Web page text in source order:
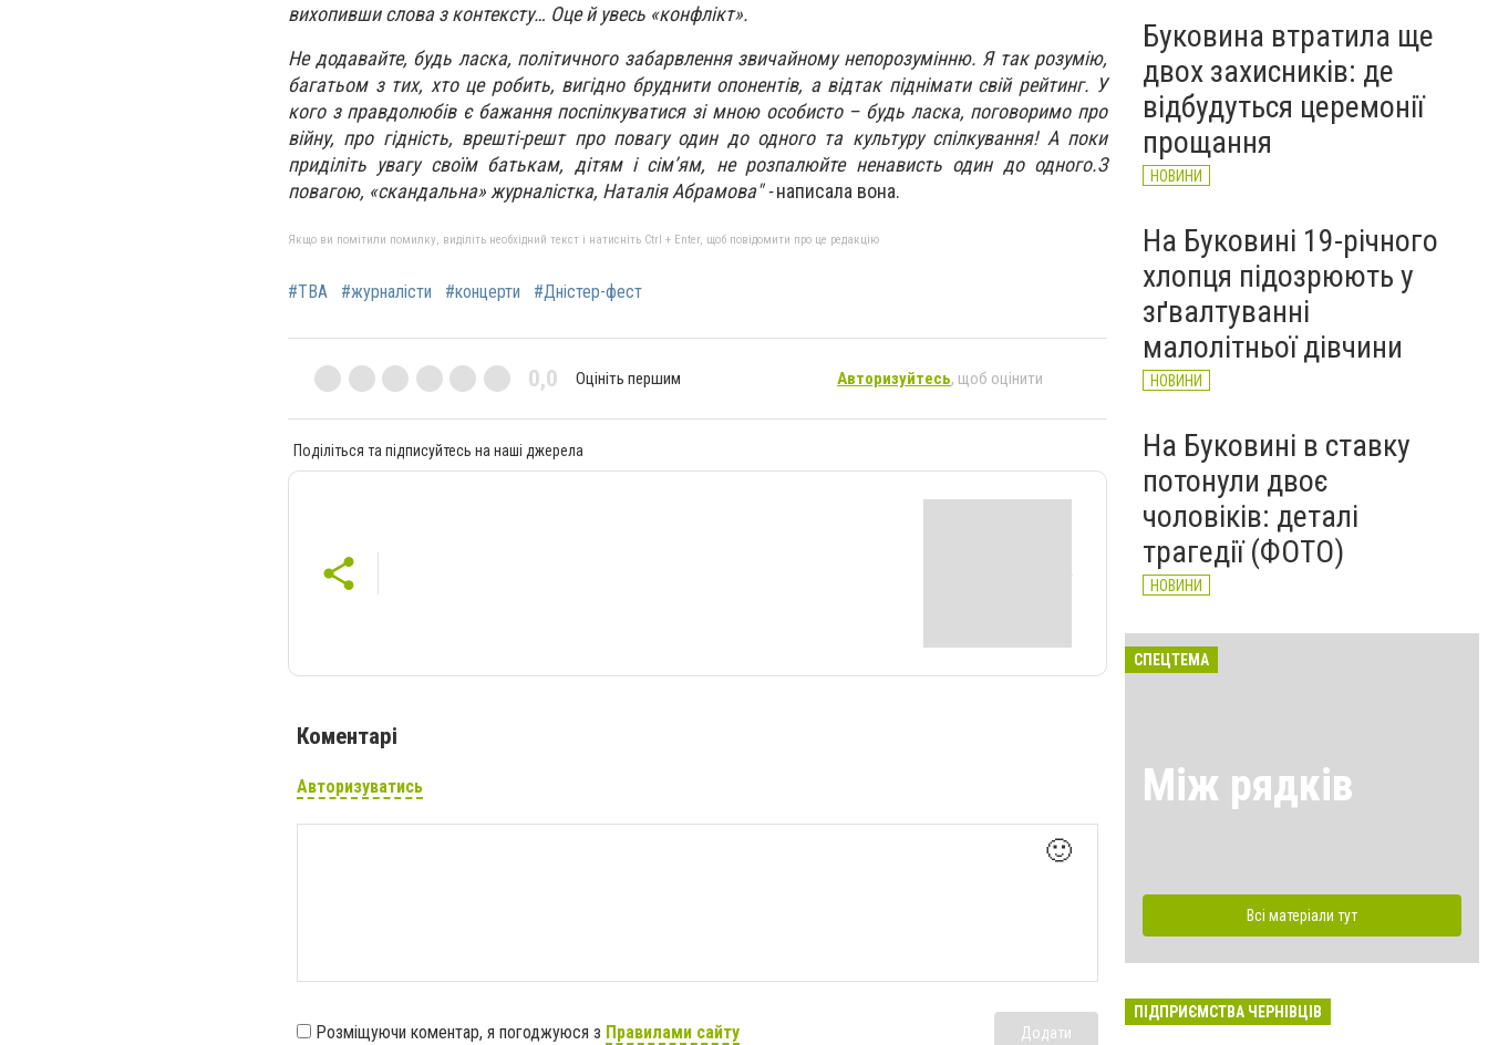
вихопивши слова з контексту… Оце й увесь «конфлікт».
Не додавайте, будь ласка, політичного забарвлення звичайному непорозумінню. Я так розумію,
багатьом з тих, хто це робить, вигідно бруднити опонентів, а відтак піднімати свій рейтинг. У
кого з правдолюбів є бажання поспілкуватися зі мною особисто – будь ласка, поговоримо про
війну, про гідність, врешті-решт про повагу один до одного та культуру спілкування! А поки
приділіть увагу своїм батькам, дітям і сім’ям, не розпалюйте ненависть один до одного.З
повагою, «скандальна» журналістка, Наталія Абрамова" -написала вона.
Якщо ви помітили помилку, виділіть необхідний текст і натисніть Ctrl + Enter, щоб повідомити про це редакцію
#ТВА #журналісти #концерти #Дністер-фест
0,0 Оцініть першим Авторизуйтесь, щоб оцінити
Поділіться та підписуйтесь на наші джерела
Коментарі
Авторизуватись
🙂
Розміщуючи коментар, я погоджуюся з Правилами сайту Додати
Буковина втратила ще
двох захисників: де
відбудуться церемонії
прощання
НОВИНИ
На Буковині 19-річного
хлопця підозрюють у
зґвалтуванні
малолітньої дівчини
НОВИНИ
На Буковині в ставку
потонули двоє
чоловіків: деталі
трагедії (ФОТО)
НОВИНИ
СПЕЦТЕМА
Між рядків
Всі матеріали тут
ПІДПРИЄМСТВА ЧЕРНІВЦІВ